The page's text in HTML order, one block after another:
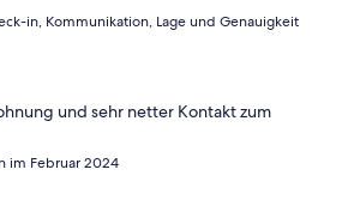
in, Kommunikation, Lage und Genauigkeit
und sehr netter Kontakt zum
im Februar 2024